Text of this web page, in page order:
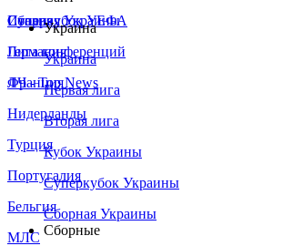
Сборная Украины
Италия
Германия
Франция
Нидерланды
Турция
Португалия
Бельгия
МЛС
Суперкубок УЕФА
Лига конференций
ЛЧ - Top News
Украина
Украина
Первая лига
Вторая лига
Кубок Украины
Суперкубок Украины
Сборная Украины
Сборные